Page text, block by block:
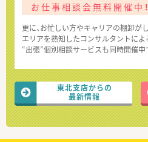
お仕事相談会無料開催中！
更に、お忙しい方やキャリアの棚卸が
エリアを熟知したコンサルタントによ
“出張”個別相談サービスも同時開催中
東北支店からの
最新情報